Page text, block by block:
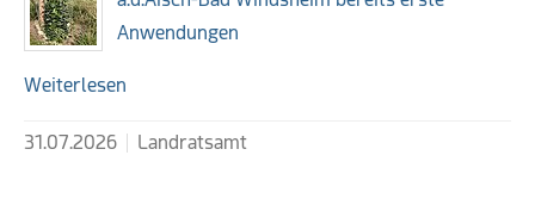
Anwendungen
Weiterlesen
31.07.2026 Landratsamt